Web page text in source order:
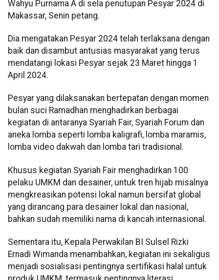
Wahyu Purnama A di sela penutupan Pesyar 2024 di
Makassar, Senin petang.
Dia mengatakan Pesyar 2024 telah terlaksana dengan
baik dan disambut antusias masyarakat yang terus
mendatangi lokasi Pesyar sejak 23 Maret hingga 1
April 2024.
Pesyar yang dilaksanakan bertepatan dengan momen
bulan suci Ramadhan menghadirkan berbagai
kegiatan di antaranya Syariah Fair, Syariah Forum dan
aneka lomba seperti lomba kaligrafi, lomba maramis,
lomba video dakwah dan lomba tari tradisional.
Khusus kegiatan Syariah Fair menghadirkan 100
pelaku UMKM dan desainer, untuk tren hijab misalnya
mengkreasikan potensi lokal namun bersifat global
yang dirancang para desainer lokal dan nasional,
bahkan sudah memiliki nama di kancah internasional.
Sementara itu, Kepala Perwakilan BI Sulsel Rizki
Ernadi Wimanda menambahkan, kegiatan ini sekaligus
menjadi sosialisasi pentingnya sertifikasi halal untuk